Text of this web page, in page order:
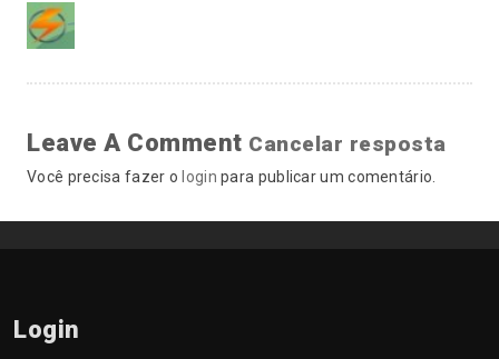
Leave A Comment Cancelar resposta
Você precisa fazer o login para publicar um comentário.
Login